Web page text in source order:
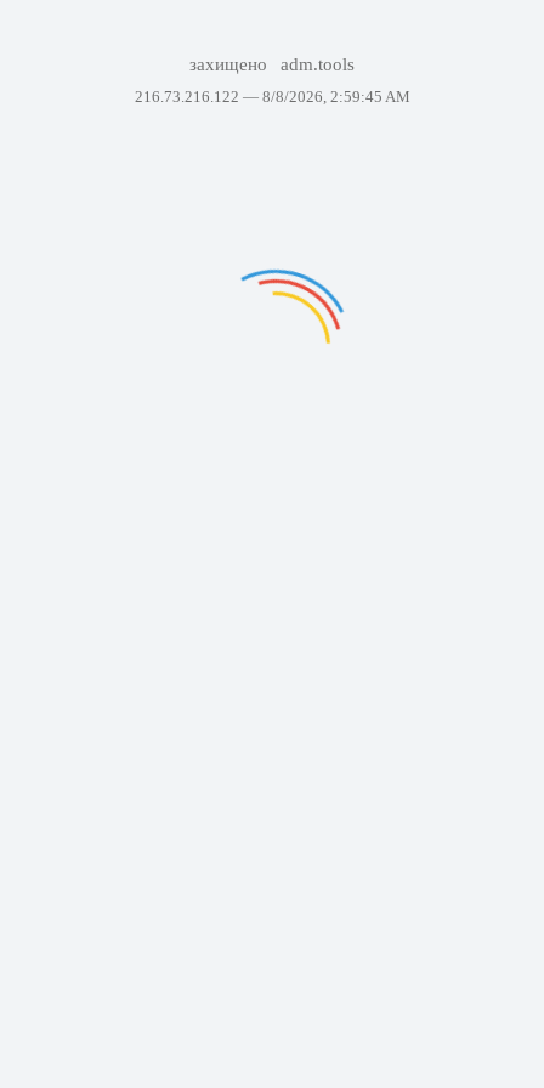
захищено adm.tools
216.73.216.122 — 8/8/2026, 2:59:45 AM